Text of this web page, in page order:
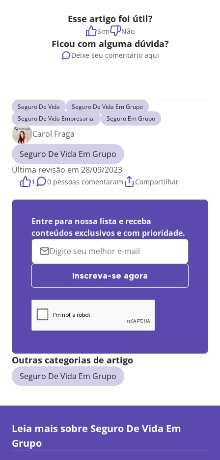
Esse artigo foi útil?
Sim Não
Ficou com alguma dúvida?
Deixe seu comentário aqui
Seguro De Vida
Seguro De Vida Em Grupo
Seguro De Vida Empresarial
Seguro Em Grupo
Carol Fraga
Seguro De Vida Em Grupo
Última revisão em 28/09/2023
1 0 pessoas comentaram Compartilhar
Entre para nossa lista e receba
conteúdos exclusivos e com prioridade.
Inscreva-se agora
Outras categorias de artigo
Seguro De Vida Em Grupo
Leia mais sobre Seguro De Vida Em
Grupo